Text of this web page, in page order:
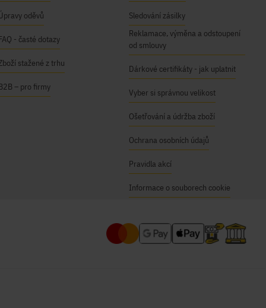
oděvů
- časté dotazy
stažené z trhu
– pro firmy
Sledování zásilky
Reklamace, výměna a odstoupení
od smlouvy
Dárkové certifikáty - jak uplatnit
Vyber si správnou velikost
Ošetřování a údržba zboží
Ochrana osobních údajů
Pravidla akcí
Informace o souborech cookie